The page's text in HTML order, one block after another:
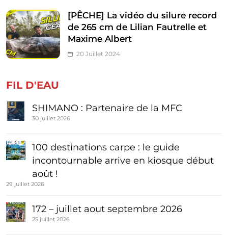
[PÊCHE] La vidéo du silure record
de 265 cm de Lilian Fautrelle et
Maxime Albert
20 Juillet 2024
FIL D'EAU
SHIMANO : Partenaire de la MFC
30 juillet 2026
100 destinations carpe : le guide
incontournable arrive en kiosque début
août !
29 juillet 2026
172 – juillet aout septembre 2026
25 juillet 2026